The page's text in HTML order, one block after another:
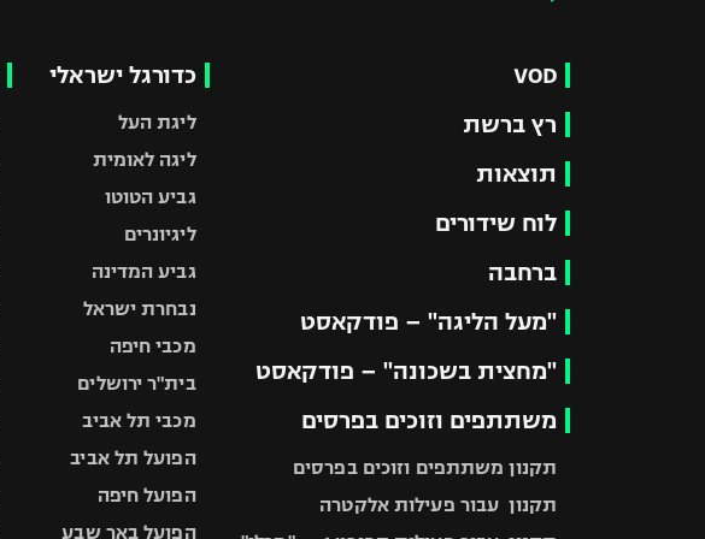
VOD
רץ ברשת
תוצאות
לוח שידורים
ברחבה
"מעל הליגה" – פודקאסט
"מחצית בשכונה" – פודקאסט
משתתפים וזוכים בפרסים
תקנון משתתפים וזוכים בפרסים
תקנון עבור פעילות אלקטרה
כדורגל ישראלי
ליגת העל
ליגה לאומית
גביע הטוטו
ליגיונרים
גביע המדינה
נבחרת ישראל
מכבי חיפה
בית"ר ירושלים
מכבי תל אביב
הפועל תל אביב
הפועל חיפה
הפועל באר שבע